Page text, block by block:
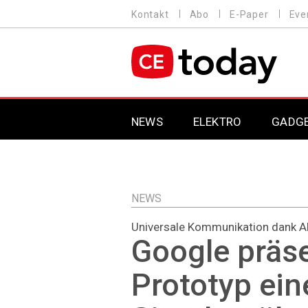
zum
MENU
Kontakt Abo E-Paper
MAIN NAVIGATION
NEWS ELEKTRO
NEWS
Universale Kommunikation dank
Google
Prototyp